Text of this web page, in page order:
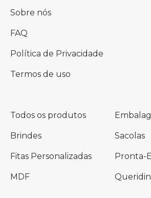
Sobre nós
FAQ
Política de Privacidade
Termos de uso
Todos os produtos
Brindes Sacolas
Fitas Personalizadas Pronta-
MDF